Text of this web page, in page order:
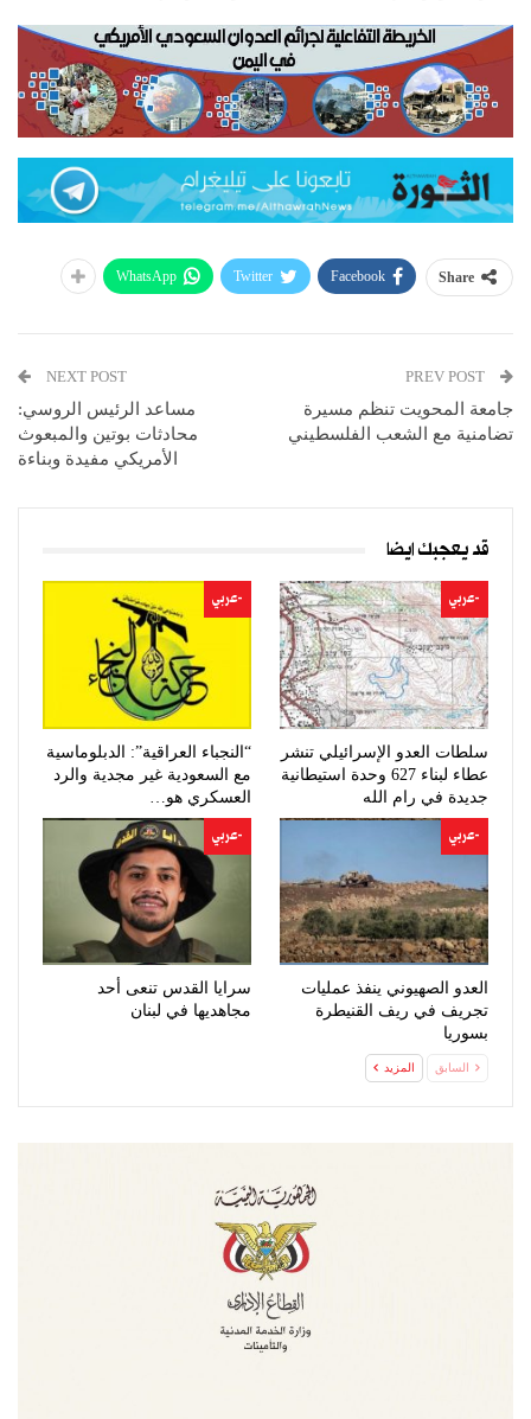
Share
Facebook
Twitter
WhatsApp
جامعة المحويت تنظم مسيرة
تضامنية مع الشعب الفلسطيني
NEXT POST
مساعد الرئيس الروسي:
محادثات بوتين والمبعوث
الأمريكي مفيدة وبناءة
قد يعجبك ايضا
-عربي
سلطات العدو الإسرائيلي تنشر
عطاء لبناء 627 وحدة استيطانية
جديدة في رام الله
-عربي
“النجباء العراقية”: الدبلوماسية
مع السعودية غير مجدية والرد
العسكري هو…
-عربي
العدو الصهيوني ينفذ عمليات
تجريف في ريف القنيطرة
بسوريا
-عربي
سرايا القدس تنعى أحد
مجاهديها في لبنان
السابق المزيد